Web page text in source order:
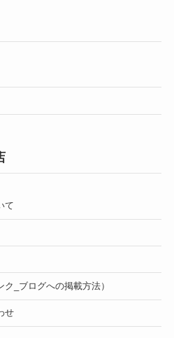
て
_ブログへの掲載方法）
せ